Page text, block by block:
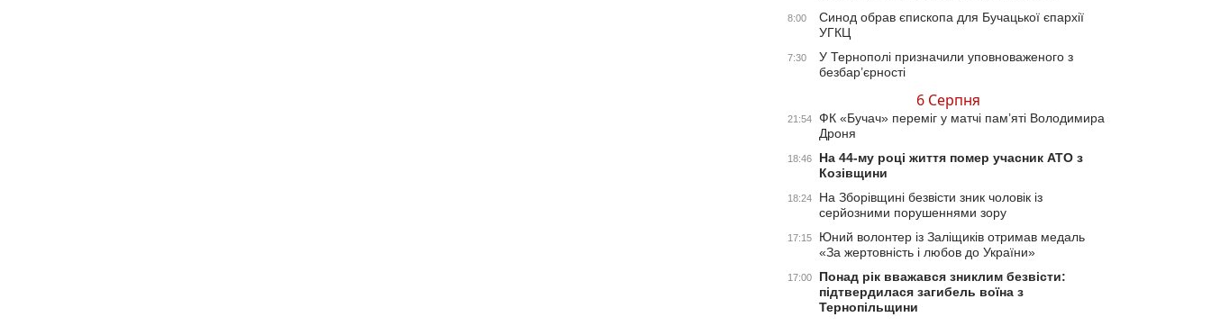
8:00
Синод обрав єпископа для Бучацької єпархії
УГКЦ
7:30
У Тернополі призначили уповноваженого з
безбар’єрності
6 Серпня
21:54
ФК «Бучач» переміг у матчі пам’яті Володимира
Дроня
18:46
На 44-му році життя помер учасник АТО з
Козівщини
18:24
На Зборівщині безвісти зник чоловік із
серйозними порушеннями зору
17:15
Юний волонтер із Заліщиків отримав медаль
«За жертовність і любов до України»
17:00
Понад рік вважався зниклим безвісти:
підтвердилася загибель воїна з
Тернопільщини